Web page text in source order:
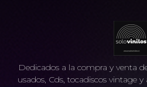
Dedicados a la compra y venta
usados, Cds, tocadiscos vintage